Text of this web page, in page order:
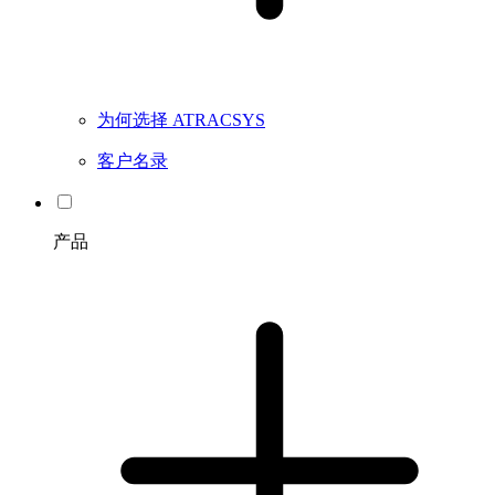
为何选择 ATRACSYS
客户名录
产品